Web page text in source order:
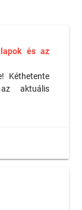
és az
Kéthetente
aktuális